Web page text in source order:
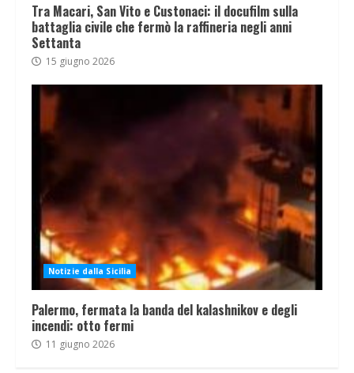
Tra Macari, San Vito e Custonaci: il docufilm sulla
battaglia civile che fermò la raffineria negli anni
Settanta
15 giugno 2026
Notizie dalla Sicilia
Palermo, fermata la banda del kalashnikov e degli
incendi: otto fermi
11 giugno 2026